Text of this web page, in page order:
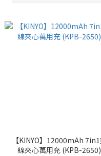
【KINYO】12000mAh 7in1雙
線夾心萬用充 (KPB-2650)